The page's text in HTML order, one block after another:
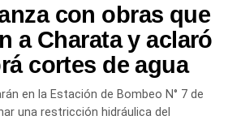
el frío extremo: hoy la máxima
con obras que
a Charata y aclaró
cortes de agua
en la Estación de Bombeo N° 7 de
una restricción hidráulica del